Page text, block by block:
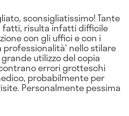
sconsigliatissimo! Tante
fatti, risulta infatti difficile
con gli uffici e con i
professionalità' nello stilare
utilizzo del copia
errori grotteschi
probabilmente per
Personalmente pessima